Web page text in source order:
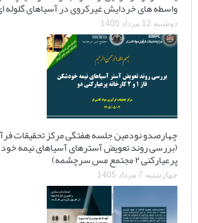
واسطه های خردایش غیرکروی در آسیاهای گلوله
دوشنبه 12 مرداد 1405
چهارصدو نودمین جلسه هفتگی مرکز تحقیقات
پرعیارکنی ۲ مجتمع مس سرچشمه)
چهارشنبه 7 مرداد 1405